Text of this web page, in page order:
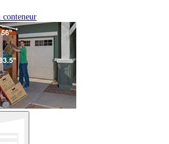
conteneur